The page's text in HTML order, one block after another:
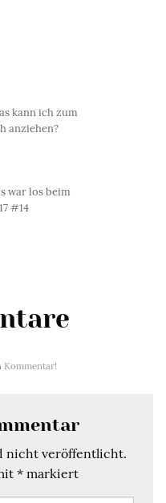
kann ich zum
anziehen?
war los beim
#14
Kommentar!
nicht veröffentlicht.
* markiert